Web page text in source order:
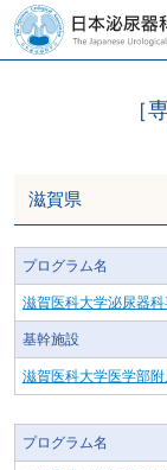
［
滋賀県
プログラム名
滋賀医科大学泌尿器
基幹施設
滋賀医科大学医学部
プログラム名